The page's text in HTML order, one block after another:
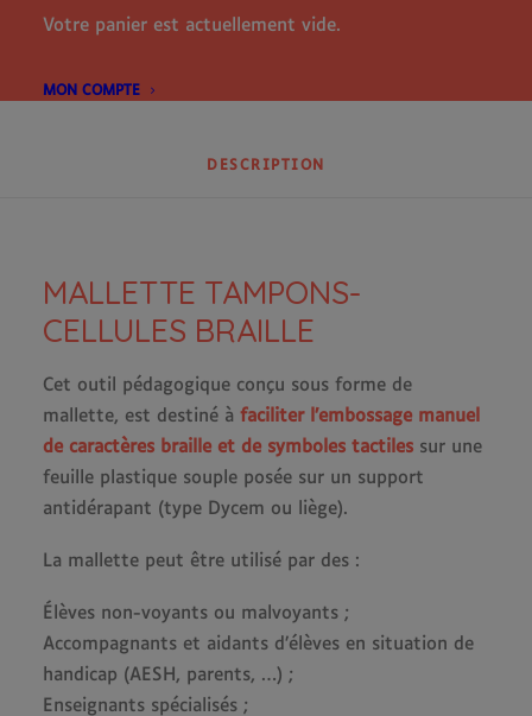
Votre panier est actuellement vide.
MON COMPTE
Partager
DESCRIPTION
MALLETTE TAMPONS-
CELLULES BRAILLE
Cet outil pédagogique conçu sous forme de
mallette, est destiné à faciliter l’embossage manuel
de caractères braille et de symboles tactiles sur une
feuille plastique souple posée sur un support
antidérapant (type Dycem ou liège).
La mallette peut être utilisé par des :
Élèves non-voyants ou malvoyants ;
Accompagnants et aidants d’élèves en situation de
handicap (AESH, parents, …) ;
Enseignants spécialisés ;